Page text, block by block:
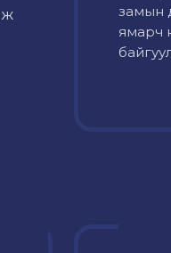
замын
ямарч